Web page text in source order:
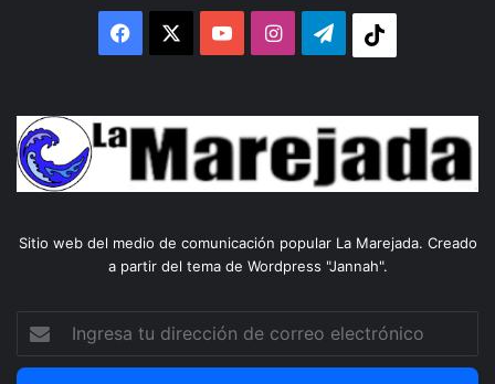
Facebook YouTubeInstagram
Telegram
Sitio web del medio de comunicación popular La Marejada. Creado
a partir del tema de Wordpress "Jannah".
dirección